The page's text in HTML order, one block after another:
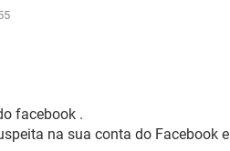
facebook .
na sua conta do Facebook e